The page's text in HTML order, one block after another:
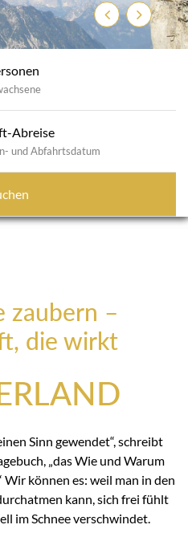
ZurückWeiter
Abreise
und Abfahrtsdatum
zaubern –
die wirkt
Sinn gewendet“, schreibt
„das Wie und Warum
Wir können es: weil man in den
kann, sich frei fühlt
im Schnee verschwindet.